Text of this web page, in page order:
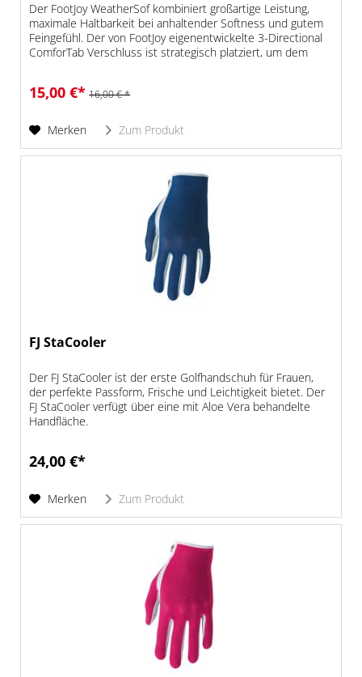
Der FootJoy WeatherSof kombiniert großartige Leistung,
maximale Haltbarkeit bei anhaltender Softness und gutem
Feingefühl. Der von FootJoy eigenentwickelte 3-Directional
ComforTab Verschluss ist strategisch platziert, um dem
15,00 €* 16,00 € *
Merken Zum Produkt
FJ StaCooler
Der FJ StaCooler ist der erste Golfhandschuh für Frauen,
der perfekte Passform, Frische und Leichtigkeit bietet. Der
FJ StaCooler verfügt über eine mit Aloe Vera behandelte
Handfläche.
24,00 €*
Merken Zum Produkt